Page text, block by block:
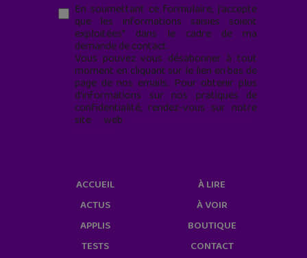
En soumettant ce formulaire, j’accepte
que les informations saisies soient
exploitées* dans le cadre de ma
demande de contact.
Vous pouvez vous désabonner à tout
moment en cliquant sur le lien en bas de
page de nos emails. Pour obtenir plus
d'informations sur nos pratiques de
confidentialité, rendez-vous sur notre
site web
ACCUEIL
ACTUS
APPLIS
TESTS
À LIRE
À VOIR
BOUTIQUE
CONTACT